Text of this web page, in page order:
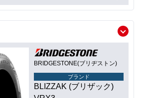
BRIDGESTONE(ブリヂストン)
ブランド
BLIZZAK (ブリザック)